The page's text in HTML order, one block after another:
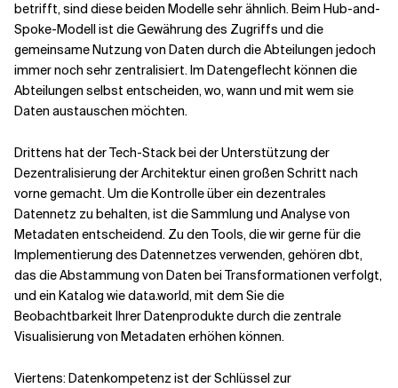
betrifft, sind diese beiden Modelle sehr ähnlich. Beim Hub-and-
Spoke-Modell ist die Gewährung des Zugriffs und die
gemeinsame Nutzung von Daten durch die Abteilungen jedoch
immer noch sehr zentralisiert. Im Datengeflecht können die
Abteilungen selbst entscheiden, wo, wann und mit wem sie
Daten austauschen möchten.
Drittens hat der Tech-Stack bei der Unterstützung der
Dezentralisierung der Architektur einen großen Schritt nach
vorne gemacht. Um die Kontrolle über ein dezentrales
Datennetz zu behalten, ist die Sammlung und Analyse von
Metadaten entscheidend. Zu den Tools, die wir gerne für die
Implementierung des Datennetzes verwenden, gehören dbt,
das die Abstammung von Daten bei Transformationen verfolgt,
und ein Katalog wie data.world, mit dem Sie die
Beobachtbarkeit Ihrer Datenprodukte durch die zentrale
Visualisierung von Metadaten erhöhen können.
Viertens: Datenkompetenz ist der Schlüssel zur